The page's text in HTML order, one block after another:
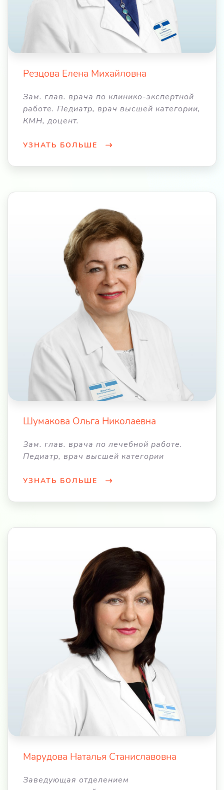
Резцова Елена Михайловна
Зам. глав. врача по клинико-экспертной
работе. Педиатр, врач высшей категории,
КМН, доцент.
УЗНАТЬ БОЛЬШЕ
Шумакова Ольга Николаевна
Зам. глав. врача по лечебной работе.
Педиатр, врач высшей категории
УЗНАТЬ БОЛЬШЕ
Марудова Наталья Станиславовна
Заведующая отделением